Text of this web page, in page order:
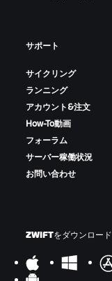
サポート
サイクリング
ランニング
アカウント&注文
How-To動画
フォーラム
サーバー稼働状況
お問い合わせ
ZWIFTをダウンロード